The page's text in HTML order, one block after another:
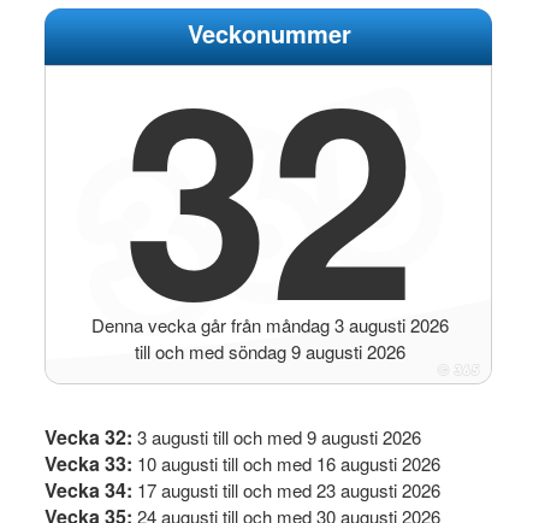
Veckonummer
32
Denna vecka går från måndag 3 augusti 2026
till och med söndag 9 augusti 2026
Vecka 32: 3 augusti till och med 9 augusti 2026
Vecka 33: 10 augusti till och med 16 augusti 2026
Vecka 34: 17 augusti till och med 23 augusti 2026
Vecka 35: 24 augusti till och med 30 augusti 2026